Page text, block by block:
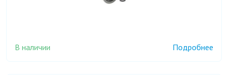
В наличии Подробнее